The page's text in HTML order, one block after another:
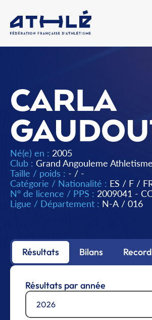
CARLA
Né(e) en : 2005
Club : Grand Angouleme Athletisme
Taille / poids : - / -
Catégorie / Nationalité : ES / F /
N° de licence / PPS : 2009041 -
Ligue / Département : N-A / 016
Résultats Bilans
Résultats par année
2026